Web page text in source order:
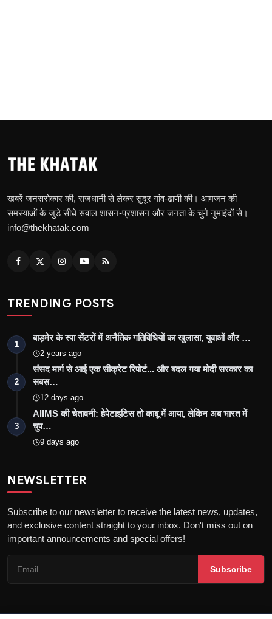
खबरें जनसरोकार की, राजधानी से लेकर सुदूर गांव-ढाणी की। आमजन की
समस्याओं के जुड़े सीधे सवाल शासन-प्रशासन और जनता के चुने नुमाइंदों से।
info@thekhatak.com
TRENDING POSTS
1
बाड़मेर के स्पा सेंटरों में अनैतिक गतिविधियों का खुलासा, युवाओं और …
2 years ago
2
संसद मार्ग से आई एक सीक्रेट रिपोर्ट... और बदल गया मोदी सरकार का
सबस…
12 days ago
3
AIIMS की चेतावनी: हेपेटाइटिस तो काबू में आया, लेकिन अब भारत में
चुप…
9 days ago
NEWSLETTER
Subscribe to our newsletter to receive the latest news, updates,
and exclusive content straight to your inbox. Don't miss out on
important announcements and special offers!
Subscribe